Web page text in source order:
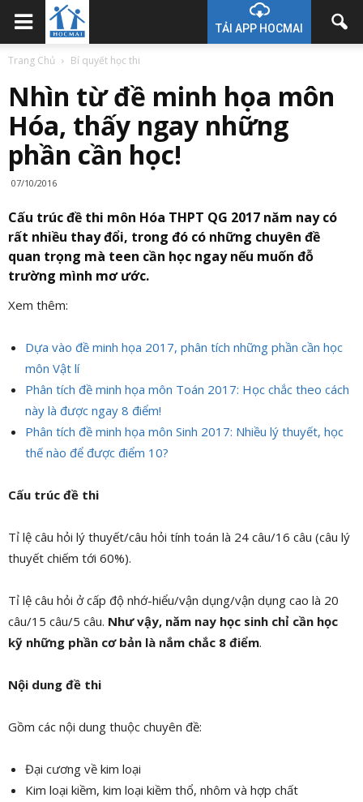
TẢI APP HOCMAI
Trang Chủ Bí quyết học thi
Nhìn từ đề minh họa môn
Hóa, thấy ngay những
phần cần học!
07/10/2016
Cấu trúc đề thi môn Hóa THPT QG 2017 năm nay có
rất nhiều thay đổi, trong đó có những chuyên đề
quan trọng mà teen cần học ngay nếu muốn đỗ
trường mình mơ ước.
Xem thêm:
Dựa vào đề minh họa 2017, phân tích những phần cần học
môn Vật lí
Phân tích đề minh họa môn Toán 2017: Học chắc theo cách
này là được ngay 8 điểm!
Phân tích đề minh họa môn Sinh 2017: Nhiều lý thuyết, học
thế nào để được điểm 10?
Cấu trúc đề thi
Tỉ lệ câu hỏi lý thuyết/câu hỏi tính toán là 24 câu/16 câu (câu lý
thuyết chiếm tới 60%).
Tỉ lệ câu hỏi ở cấp độ nhớ-hiểu/vận dụng/vận dụng cao là 20
câu/15 câu/5 câu. Như vậy, năm nay học sinh chỉ cần học
kỹ những phần cơ bản là nắm chắc 8 điểm.
Nội dung đề thi
Gồm các nội dung thuộc chuyên đề:
Đại cương về kim loại
Kim loại kiềm, kim loại kiềm thổ, nhôm và hợp chất